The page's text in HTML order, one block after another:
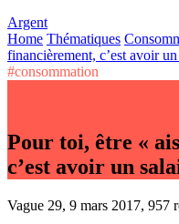
Argent
Home Thématiques
financièrement, c’est avoir
#consommation
Pour toi, être «
c’est avoir un
Vague 29, 9 mars 2017, 957